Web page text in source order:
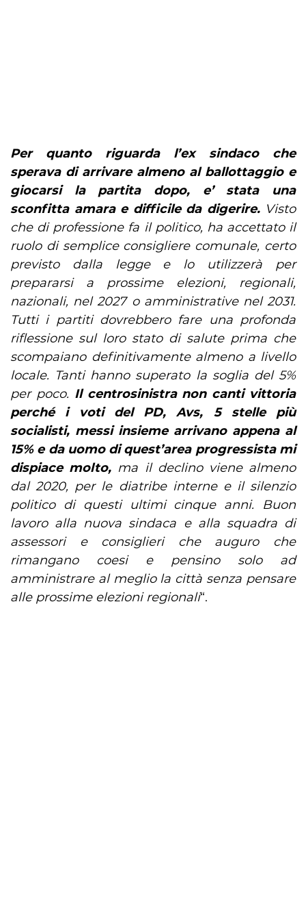
Per quanto riguarda l’ex sindaco che
sperava di arrivare almeno al ballottaggio e
giocarsi la partita dopo, e’ stata una
sconfitta amara e difficile da digerire.Visto
che di professione fa il politico, ha accettato il
ruolo di semplice consigliere comunale, certo
previsto dalla legge e lo utilizzerà per
prepararsi a prossime elezioni, regionali,
nazionali, nel 2027 o amministrative nel 2031.
Tutti i partiti dovrebbero fare una profonda
riflessione sul loro stato di salute prima che
scompaiano definitivamente almeno a livello
locale. Tanti hanno superato la soglia del 5%
per poco. Il centrosinistra non canti vittoria
perché i voti del PD, Avs, 5 stelle più
socialisti, messi insieme arrivano appena al
15% e da uomo di quest’area progressista mi
dispiace molto, ma il declino viene almeno
dal 2020, per le diatribe interne e il silenzio
politico di questi ultimi cinque anni. Buon
lavoro alla nuova sindaca e alla squadra di
assessori e consiglieri che auguro che
rimangano coesi e pensino solo ad
amministrare al meglio la città senza pensare
alle prossime elezioni regionali“.